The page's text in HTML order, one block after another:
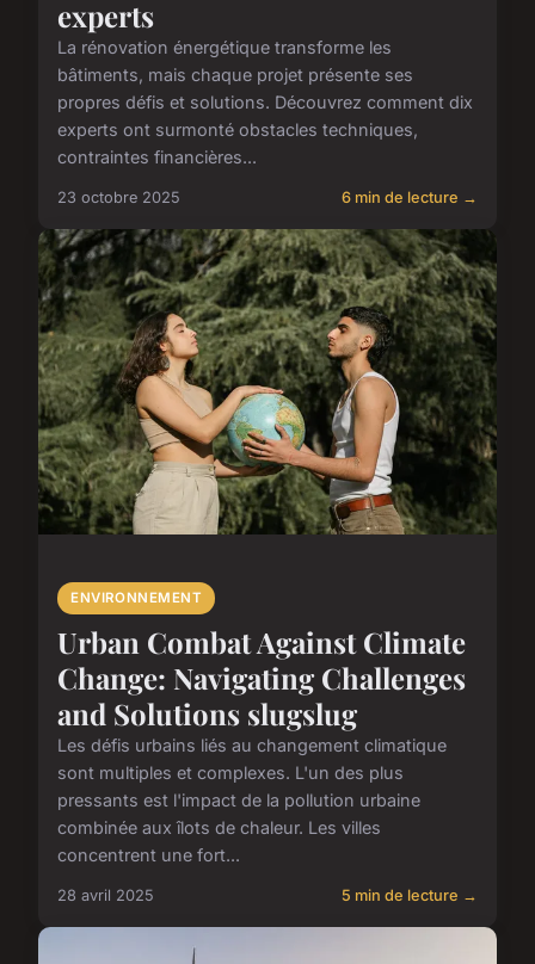
experts
La rénovation énergétique transforme les
bâtiments, mais chaque projet présente ses
propres défis et solutions. Découvrez comment dix
experts ont surmonté obstacles techniques,
contraintes financières...
23 octobre 2025 6 min de lecture →
ENVIRONNEMENT
Urban Combat Against Climate
Change: Navigating Challenges
and Solutions slugslug
Les défis urbains liés au changement climatique
sont multiples et complexes. L'un des plus
pressants est l'impact de la pollution urbaine
combinée aux îlots de chaleur. Les villes
concentrent une fort...
28 avril 2025 5 min de lecture →